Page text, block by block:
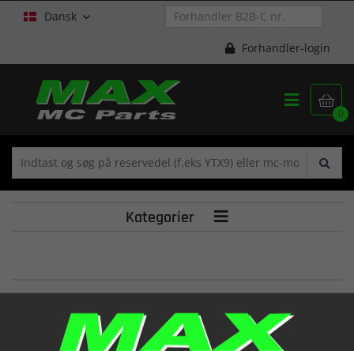
Dansk 
Forhandler-login

0

Kategorier 
COPRIDISCO ANT.TR-34/R
(1288170 053)